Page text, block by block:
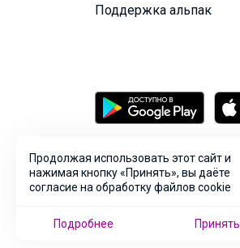
Поддержка альпак
© ООО "Лявита", ОГРН
Политика
Cоглашение пользователя
Продолжая использовать этот сайт и
нажимая кнопку «Принять», вы даёте
согласие на обработку файлов cookie
Подробнее Принять